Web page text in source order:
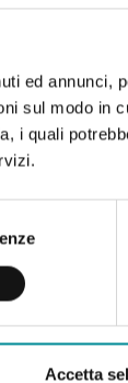
ed annunci,
sul modo in
i quali
Accetta